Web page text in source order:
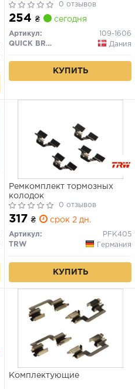
III 1.6-1.9 TDI 04-15, 420047,
82509000, FK901606,
ERT420047
0 отзывов
254 ₴ сегодня
Артикул:
109-1606
QUICK BRAKE
Дания
КУПИТЬ
Ремкомплект тормозных
колодок
0 отзывов
317 ₴ срок 2 дн.
Артикул:
PFK405
TRW
Германия
КУПИТЬ
Комплектующие